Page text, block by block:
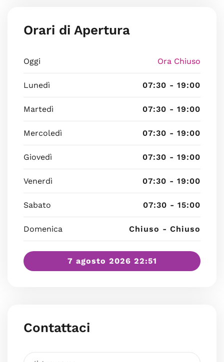
Orari di Apertura
Oggi Ora Chiuso
Lunedì 07:30 - 19:00
Martedì 07:30 - 19:00
Mercoledì 07:30 - 19:00
Giovedì 07:30 - 19:00
Venerdì 07:30 - 19:00
Sabato 07:30 - 15:00
Domenica Chiuso - Chiuso
7 agosto 2026 22:51
Contattaci